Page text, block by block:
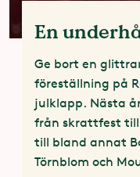
En
Ge bort en
föreställning på
julklapp. Nästa
från skrattfest
till bland annat
Törnblom och